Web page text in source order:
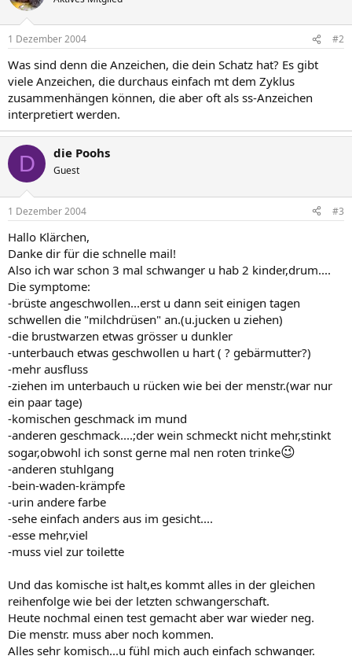
1 Dezember 2004 #2
Was sind denn die Anzeichen, die dein Schatz hat? Es gibt
viele Anzeichen, die durchaus einfach mt dem Zyklus
zusammenhängen können, die aber oft als ss-Anzeichen
interpretiert werden.
D die Poohs
Guest
1 Dezember 2004 #3
Hallo Klärchen,
Danke dir für die schnelle mail!
Also ich war schon 3 mal schwanger u hab 2 kinder,drum....
Die symptome:
-brüste angeschwollen...erst u dann seit einigen tagen
schwellen die "milchdrüsen" an.(u.jucken u ziehen)
-die brustwarzen etwas grösser u dunkler
-unterbauch etwas geschwollen u hart ( ? gebärmutter?)
-mehr ausfluss
-ziehen im unterbauch u rücken wie bei der menstr.(war nur
ein paar tage)
-komischen geschmack im mund
-anderen geschmack....;der wein schmeckt nicht mehr,stinkt
sogar,obwohl ich sonst gerne mal nen roten trinke😉
-anderen stuhlgang
-bein-waden-krämpfe
-urin andere farbe
-sehe einfach anders aus im gesicht....
-esse mehr,viel
-muss viel zur toilette
Und das komische ist halt,es kommt alles in der gleichen
reihenfolge wie bei der letzten schwangerschaft.
Heute nochmal einen test gemacht aber war wieder neg.
Die menstr. muss aber noch kommen.
Alles sehr komisch...u fühl mich auch einfach schwanger.